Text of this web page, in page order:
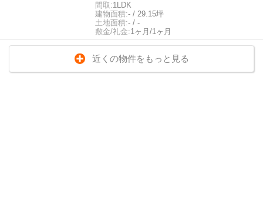
間取:1LDK
建物面積:- / 29.15坪
土地面積:- / -
敷金/礼金:1ヶ月/1ヶ月
近くの物件をもっと見る